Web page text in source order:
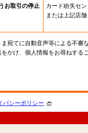
お取引の停止
カード紛失セ
または上記店舗
宛てに自動音声等による不審
かけ、個人情報をお尋ねする
バシーポリシー